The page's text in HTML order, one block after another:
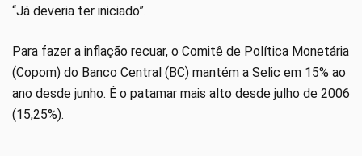
“Já deveria ter iniciado”.
Para fazer a inflação recuar, o Comitê de Política Monetária
(Copom) do Banco Central (BC) mantém a Selic em 15% ao
ano desde junho. É o patamar mais alto desde julho de 2006
(15,25%).